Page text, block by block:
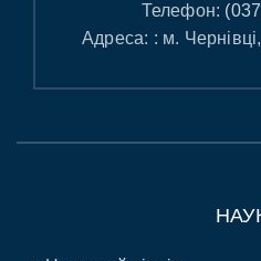
Телефон:
Адреса: : м.